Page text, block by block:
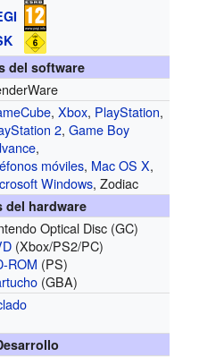
del software
,Xbox, PlayStation,
2,Game Boy
,
móviles, Mac OS X,
Windows, Zodiac
del hardware
Optical Disc (GC)
(Xbox/PS2/PC)
ROM (PS)
(GBA)